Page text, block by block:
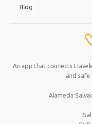
Blog
An app that connects
and safe
Alameda